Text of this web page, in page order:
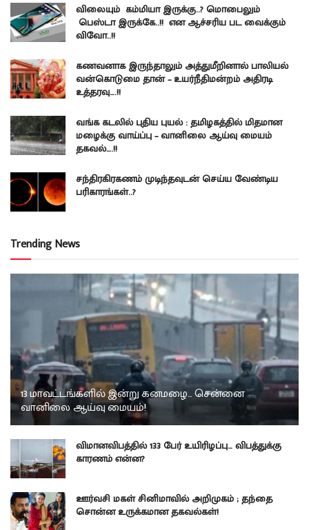
விலையும் கம்மியா இருக்கு..? மொபைலும்
பெஸ்டா இருக்கே..!! என ஆச்சரிய பட வைக்கும்
விவோ..!!
கணவனாக இருந்தாலும் அத்துமீறினால் பாலியல்
வன்கொடுமை தான் – உயர்நீதிமன்றம் அதிரடி
உத்தரவு….!!
வங்க கடலில் புதிய புயல் : தமிழகத்தில் மிதமான
மழைக்கு வாய்ப்பு – வானிலை ஆய்வு மையம்
தகவல்….!!
சந்திரகிரகணம் முடிந்தவுடன் செய்ய வேண்டிய
பரிகாரங்கள்..?
Trending News
13 மாவட்டங்களில் இன்று கனமழை… சென்னை
வானிலை ஆய்வு மையம்!
விமானவிபத்தில் 133 பேர் உயிரிழப்பு… விபத்துக்கு
காரணம் என்ன?
ஊர்வசி மகள் சினிமாவில் அறிமுகம் ; தந்தை
சொன்ன உருக்கமான தகவல்கள்!